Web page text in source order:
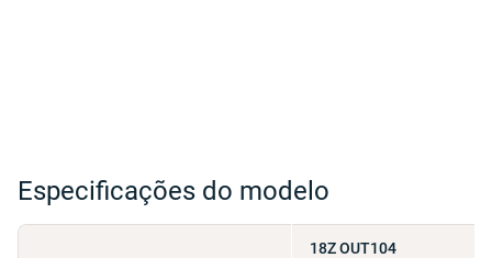
Especificações do modelo
18Z OUT104